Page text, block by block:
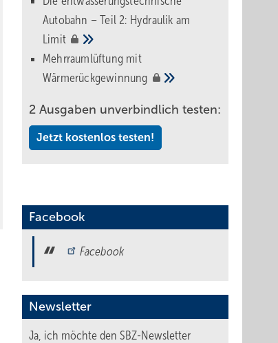
Autobahn – Teil 2: Hydraulik am
Limit
Mehrraumlüftung mit
Wärmerückgewinnung
2 Ausgaben unverbindlich testen:
Jetzt kostenlos testen!
Facebook
Facebook
Newsletter
Ja, ich möchte den SBZ-Newsletter